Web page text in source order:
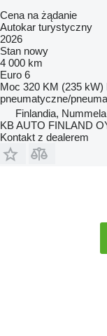
Cena na żądanie
Autokar turystyczny
2026
Stan nowy
4 000 km
Euro 6
Moc 320 KM (235 kW)
pneumatyczne/
Finlandia, Nummela
KB AUTO FINLAND
Kontakt z dealerem